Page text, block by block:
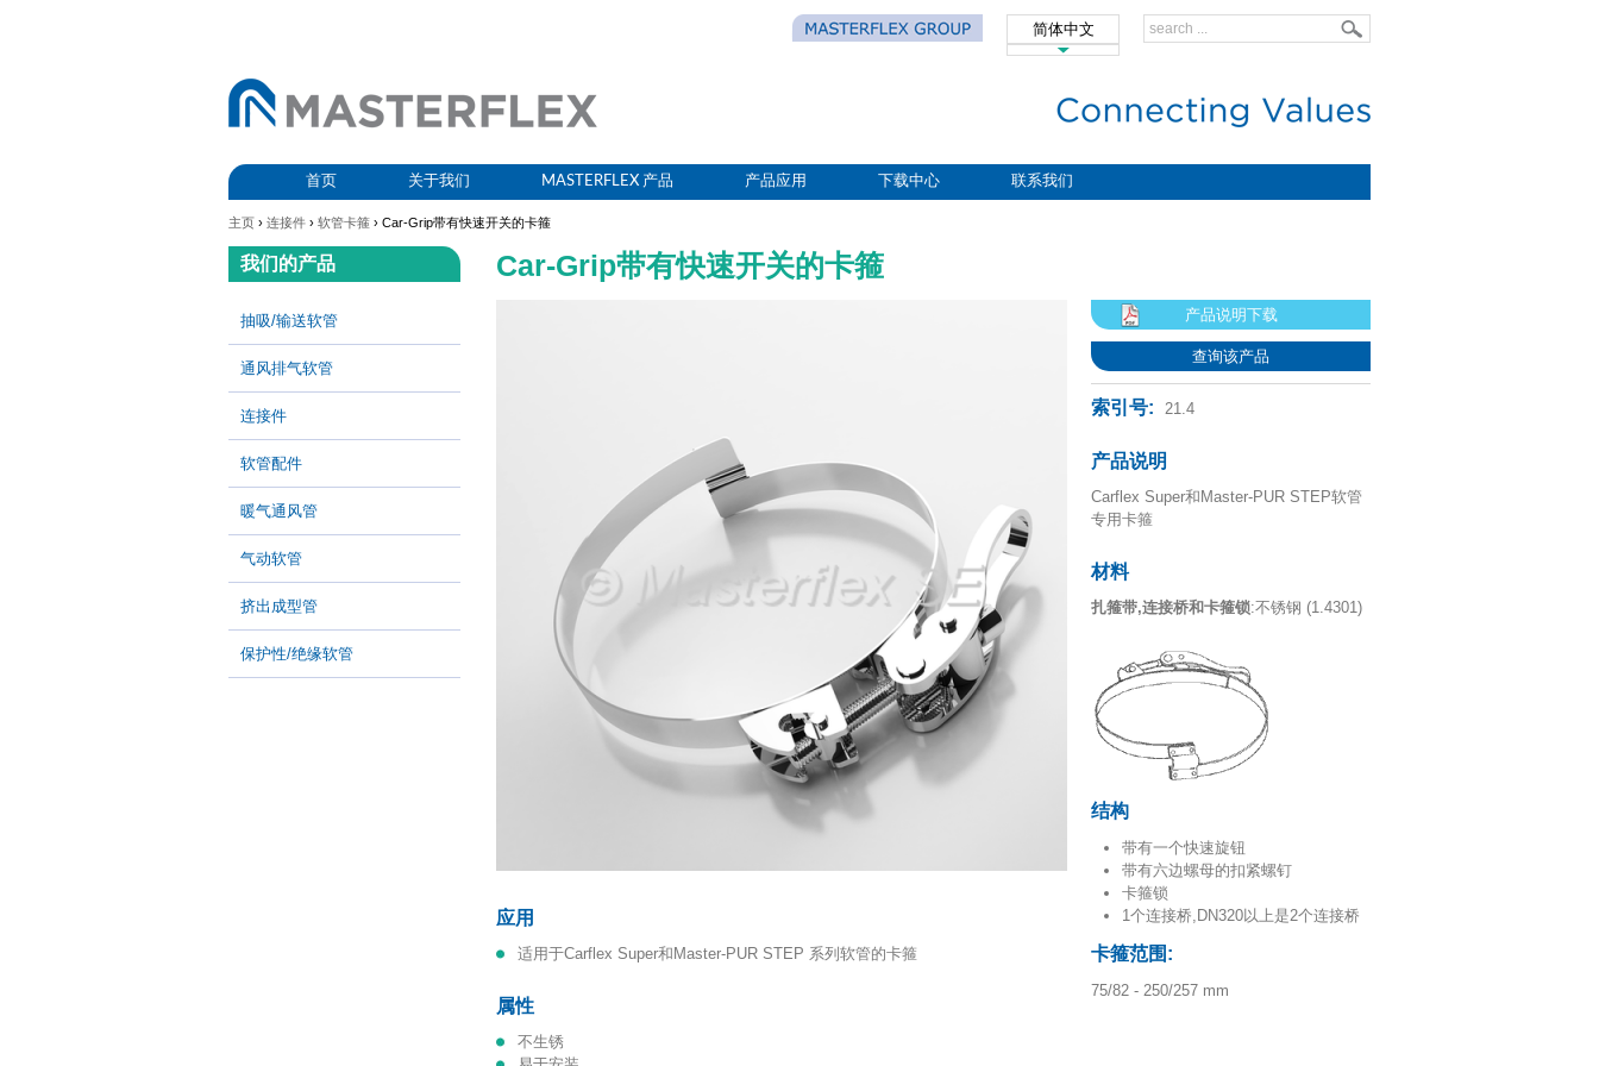
简体中文
English
首页 关于我们 MASTERFLEX 产品 产品应用 下载中心 联系我们
主页 › 连接件 › 软管卡箍 › Car-Grip带有快速开关的卡箍
Car-Grip带有快速开关的卡箍
应用
适用于Carflex Super和Master-PUR STEP 系列软管的卡箍
属性
不生锈
产品说明下载
查询该产品
索引号: 21.4
产品说明
Carflex Super和Master-PUR STEP软管
专用卡箍
材料
扎箍带,连接桥和卡箍锁:不锈钢 (1.4301)
结构
带有一个快速旋钮
带有六边螺母的扣紧螺钉
卡箍锁
1个连接桥,DN320以上是2个连接桥
卡箍范围 :
75/82 - 250/257 mm
我们的产品
抽吸/输送软管
通风排气软管
连接件
软管配件
暖气通风管
气动软管
挤出成型管
保护性/绝缘软管